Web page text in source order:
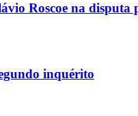
Roscoe na disputa
inquérito